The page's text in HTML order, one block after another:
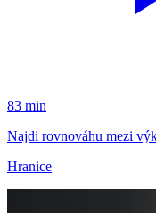
83 min
Najdi rovnováhu mezi
Hranice